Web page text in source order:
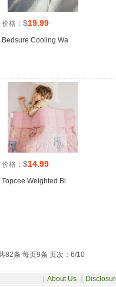
价格： $19.99
Bedsure Cooling Wa
价格： $14.99
Topcee Weighted Bl
82条 每页9条 页次：6/10
| About Us |